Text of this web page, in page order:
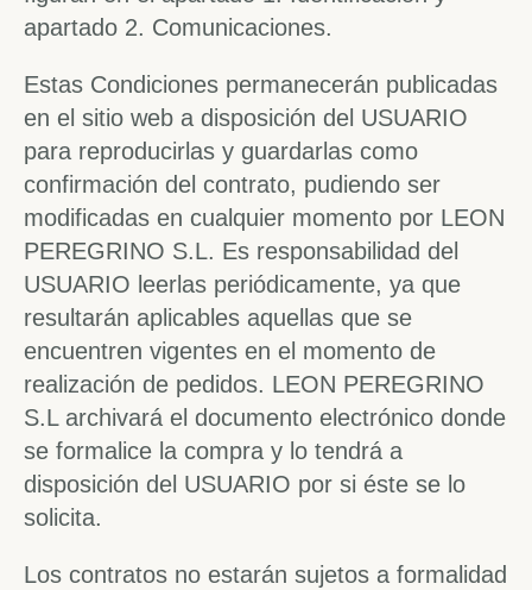
apartado 2. Comunicaciones.
Estas Condiciones permanecerán publicadas
en el sitio web a disposición del USUARIO
para reproducirlas y guardarlas como
confirmación del contrato, pudiendo ser
modificadas en cualquier momento por LEON
PEREGRINO S.L. Es responsabilidad del
USUARIO leerlas periódicamente, ya que
resultarán aplicables aquellas que se
encuentren vigentes en el momento de
realización de pedidos. LEON PEREGRINO
S.L archivará el documento electrónico donde
se formalice la compra y lo tendrá a
disposición del USUARIO por si éste se lo
solicita.
Los contratos no estarán sujetos a formalidad